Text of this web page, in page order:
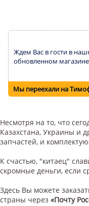
Ждем Вас в гости в
обновленном
Мы переехали на
Несмотря на то, что
Казахстана, Украины и
запчастей, и
К счастью, "китаец"
скромные деньги, если
Здесь Вы можете
страны через «Почту